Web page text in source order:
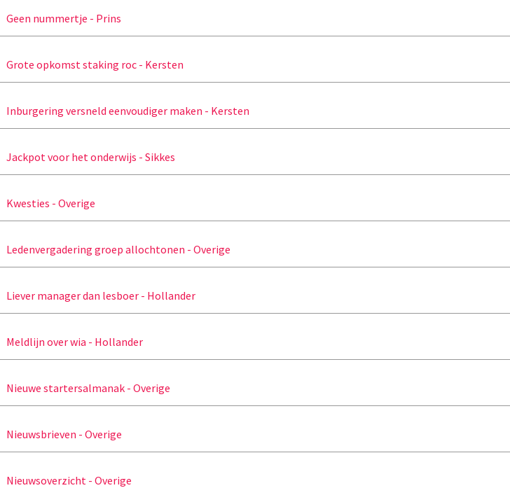
Geen nummertje - Prins
Grote opkomst staking roc - Kersten
Inburgering versneld eenvoudiger maken - Kersten
Jackpot voor het onderwijs - Sikkes
Kwesties - Overige
Ledenvergadering groep allochtonen - Overige
Liever manager dan lesboer - Hollander
Meldlijn over wia - Hollander
Nieuwe startersalmanak - Overige
Nieuwsbrieven - Overige
Nieuwsoverzicht - Overige